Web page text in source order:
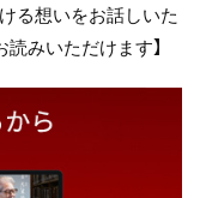
る想いをお話しいた
みいただけます】